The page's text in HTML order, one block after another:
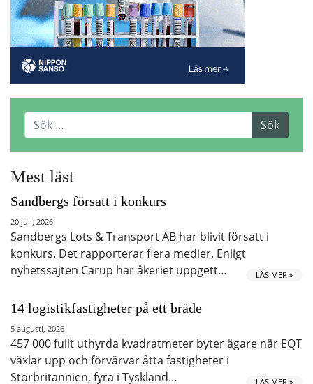
Mest läst
Sandbergs försatt i konkurs
20 juli, 2026
Sandbergs Lots & Transport AB har blivit försatt i
konkurs. Det rapporterar flera medier. Enligt
nyhetssajten Carup har åkeriet uppgett…
LÄS MER »
14 logistikfastigheter på ett bräde
5 augusti, 2026
457 000 fullt uthyrda kvadratmeter byter ägare när EQT
växlar upp och förvärvar åtta fastigheter i
Storbritannien, fyra i Tyskland…
LÄS MER »